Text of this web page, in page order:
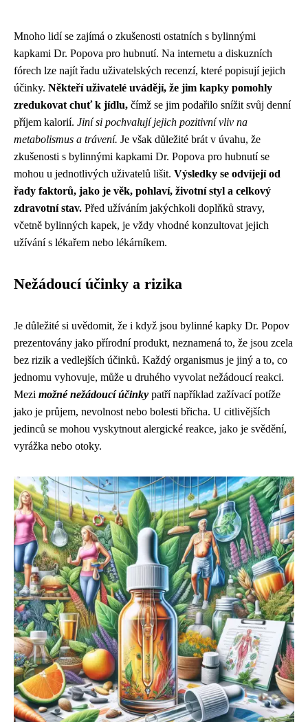
Mnoho lidí se zajímá o zkušenosti ostatních s bylinnými
kapkami Dr. Popova pro hubnutí. Na internetu a diskuzních
fórech lze najít řadu uživatelských recenzí, které popisují jejich
účinky. Někteří uživatelé uvádějí, že jim kapky pomohly
zredukovat chuť k jídlu, čímž se jim podařilo snížit svůj denní
příjem kalorií. Jiní si pochvalují jejich pozitivní vliv na
metabolismus a trávení. Je však důležité brát v úvahu, že
zkušenosti s bylinnými kapkami Dr. Popova pro hubnutí se
mohou u jednotlivých uživatelů lišit. Výsledky se odvíjejí od
řady faktorů, jako je věk, pohlaví, životní styl a celkový
zdravotní stav. Před užíváním jakýchkoli doplňků stravy,
včetně bylinných kapek, je vždy vhodné konzultovat jejich
užívání s lékařem nebo lékárníkem.
Nežádoucí účinky a rizika
Je důležité si uvědomit, že i když jsou bylinné kapky Dr. Popov
prezentovány jako přírodní produkt, neznamená to, že jsou zcela
bez rizik a vedlejších účinků. Každý organismus je jiný a to, co
jednomu vyhovuje, může u druhého vyvolat nežádoucí reakci.
Mezi možné nežádoucí účinky patří například zažívací potíže
jako je průjem, nevolnost nebo bolesti břicha. U citlivějších
jedinců se mohou vyskytnout alergické reakce, jako je svědění,
vyrážka nebo otoky.